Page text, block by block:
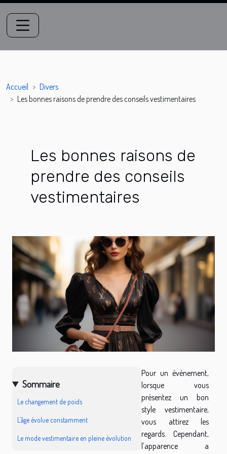
Accueil
Divers
Les bonnes raisons de prendre des conseils vestimentaires
Les bonnes raisons de
prendre des conseils
vestimentaires
Sommaire
Le changement de poids
L’âge évolue constamment
Le mode vestimentaire en pleine évolution
Pour un évènement,
lorsque vous
présentez un bon
style vestimentaire,
vous attirez les
regards. Cependant,
l’apparence a